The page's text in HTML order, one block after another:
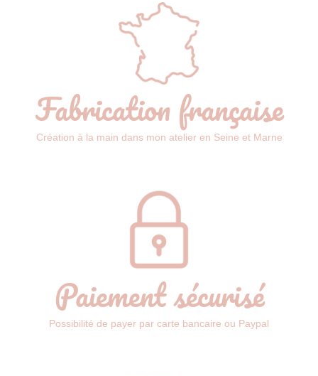
Fabrication française
Création à la main dans mon atelier en Seine et Marne
Paiement sécurisé
Possibilité de payer par carte bancaire ou Paypal